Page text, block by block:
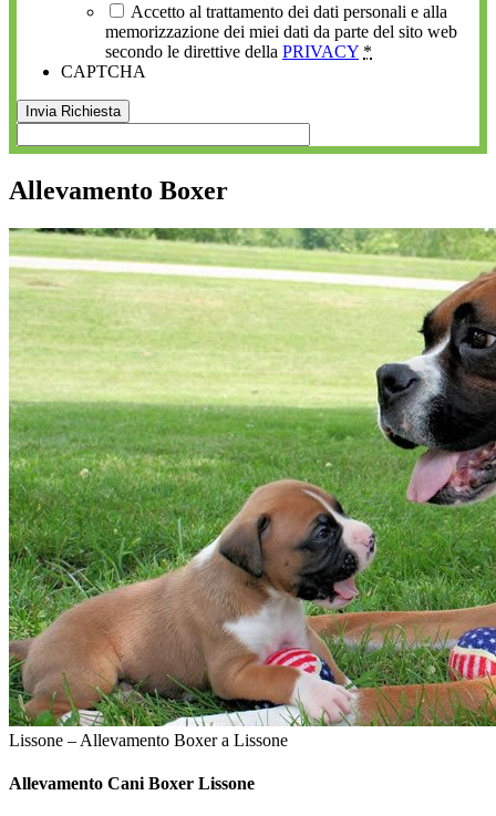
Accetto al trattamento dei dati personali e alla
memorizzazione dei miei dati da parte del sito web
secondo le direttive della PRIVACY *
CAPTCHA
Allevamento Boxer
Lissone – Allevamento Boxer a Lissone
Allevamento Cani Boxer Lissone